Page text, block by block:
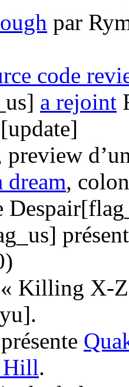
par
code
a rejoint
preview
dream,
Killing X-
.